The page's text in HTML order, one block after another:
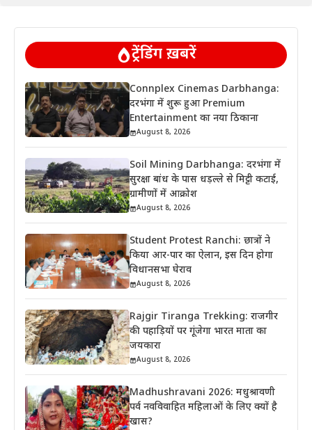
ट्रेंडिंग ख़बरें
Connplex Cinemas Darbhanga:
दरभंगा में शुरू हुआ Premium
Entertainment का नया ठिकाना
August 8, 2026
Soil Mining Darbhanga: दरभंगा में
सुरक्षा बांध के पास धड़ल्ले से मिट्टी कटाई,
ग्रामीणों में आक्रोश
August 8, 2026
Student Protest Ranchi: छात्रों ने
किया आर-पार का ऐलान, इस दिन होगा
विधानसभा घेराव
August 8, 2026
Rajgir Tiranga Trekking: राजगीर
की पहाड़ियों पर गूंजेगा भारत माता का
जयकारा
August 8, 2026
Madhushravani 2026: मधुश्रावणी
पर्व नवविवाहित महिलाओं के लिए क्यों है
खास?